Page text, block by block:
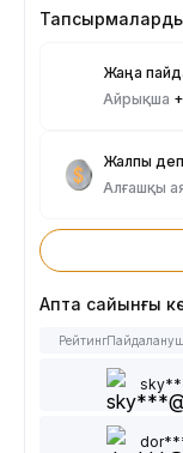
Жаңа
Айрықша
Жалпы
Алғашқы
Апта сайынғы
Рейтинг